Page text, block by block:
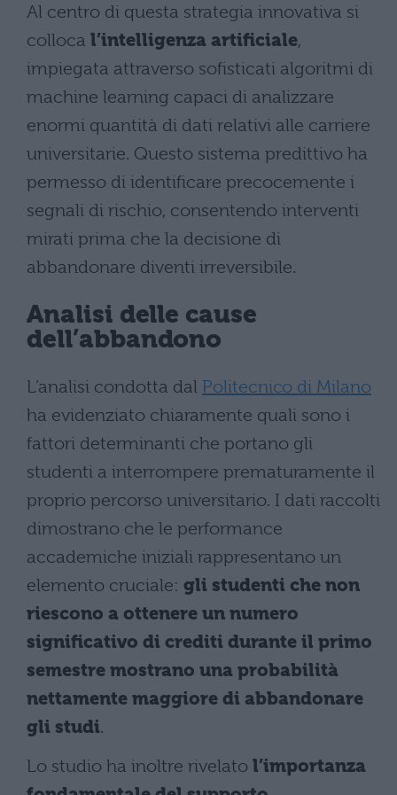
Al centro di questa strategia innovativa si
colloca l’intelligenza artificiale,
impiegata attraverso sofisticati algoritmi di
machine learning capaci di analizzare
enormi quantità di dati relativi alle carriere
universitarie. Questo sistema predittivo ha
permesso di identificare precocemente i
segnali di rischio, consentendo interventi
mirati prima che la decisione di
abbandonare diventi irreversibile.
Analisi delle cause
dell’abbandono
L’analisi condotta dal Politecnico di Milano
ha evidenziato chiaramente quali sono i
fattori determinanti che portano gli
studenti a interrompere prematuramente il
proprio percorso universitario. I dati raccolti
dimostrano che le performance
accademiche iniziali rappresentano un
elemento cruciale: gli studenti che non
riescono a ottenere un numero
significativo di crediti durante il primo
semestre mostrano una probabilità
nettamente maggiore di abbandonare
gli studi.
Lo studio ha inoltre rivelato l’importanza